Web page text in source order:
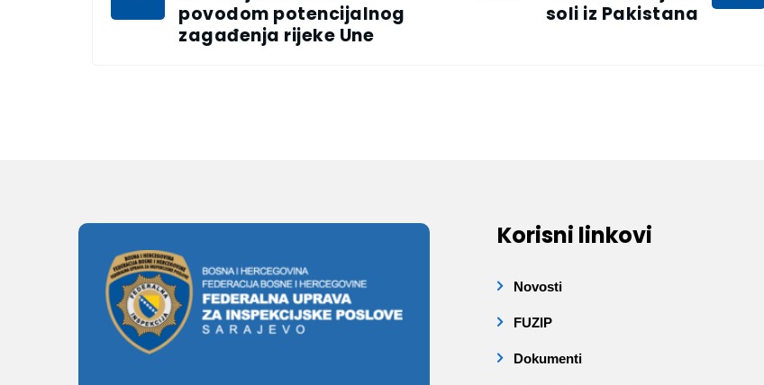
povodom potencijalnog
zagađenja rijeke Une
soli iz Pakistana
Korisni linkovi
Novosti
FUZIP
Dokumenti